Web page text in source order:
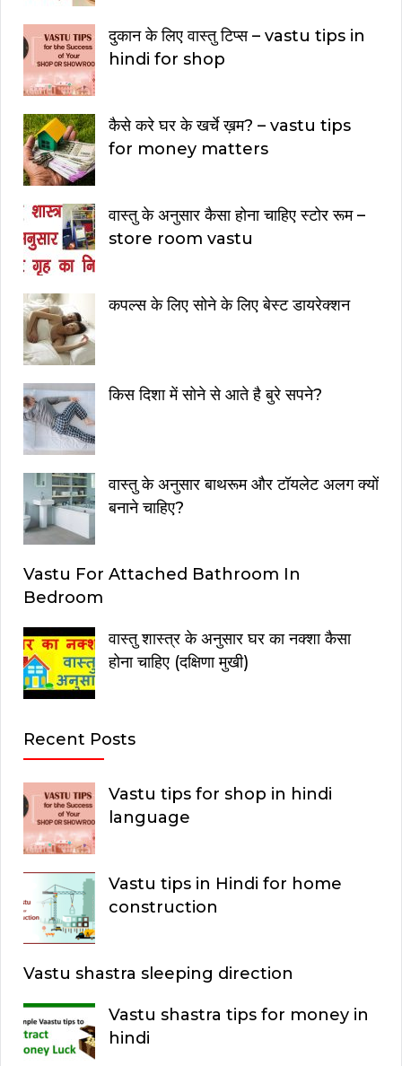
दुकान के लिए वास्तु टिप्स – vastu tips in
hindi for shop
कैसे करे घर के खर्चे ख़म? – vastu tips
for money matters
वास्तु के अनुसार कैसा होना चाहिए स्टोर रूम –
store room vastu
कपल्स के लिए सोने के लिए बेस्ट डायरेक्शन
किस दिशा में सोने से आते है बुरे सपने?
वास्तु के अनुसार बाथरूम और टॉयलेट अलग क्यों
बनाने चाहिए?
Vastu For Attached Bathroom In
Bedroom
वास्तु शास्त्र के अनुसार घर का नक्शा कैसा
होना चाहिए (दक्षिणा मुखी)
Recent Posts
Vastu tips for shop in hindi
language
Vastu tips in Hindi for home
construction
Vastu shastra sleeping direction
Vastu shastra tips for money in
hindi